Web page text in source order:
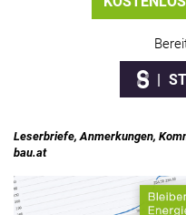
Leserbriefe, Anmerkungen,
bau.at